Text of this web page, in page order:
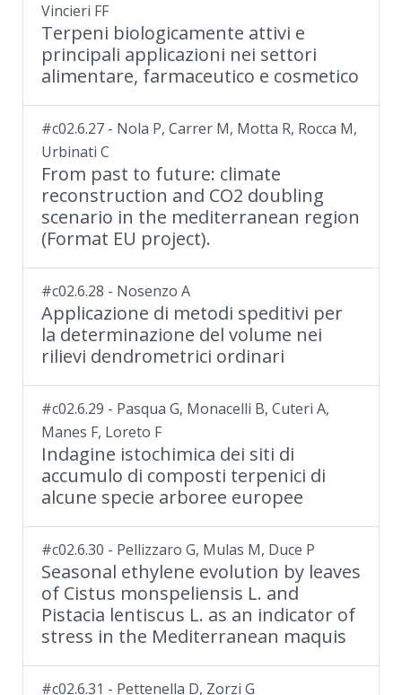
Vincieri FF
Terpeni biologicamente attivi e
principali applicazioni nei settori
alimentare, farmaceutico e cosmetico
#c02.6.27 - Nola P, Carrer M, Motta R, Rocca M,
Urbinati C
From past to future: climate
reconstruction and CO2 doubling
scenario in the mediterranean region
(Format EU project).
#c02.6.28 - Nosenzo A
Applicazione di metodi speditivi per
la determinazione del volume nei
rilievi dendrometrici ordinari
#c02.6.29 - Pasqua G, Monacelli B, Cuteri A,
Manes F, Loreto F
Indagine istochimica dei siti di
accumulo di composti terpenici di
alcune specie arboree europee
#c02.6.30 - Pellizzaro G, Mulas M, Duce P
Seasonal ethylene evolution by leaves
of Cistus monspeliensis L. and
Pistacia lentiscus L. as an indicator of
stress in the Mediterranean maquis
#c02.6.31 - Pettenella D, Zorzi G